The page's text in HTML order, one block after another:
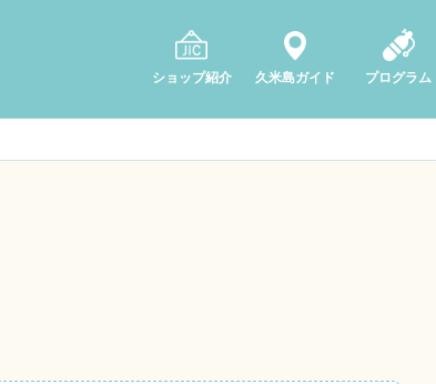
ショップ紹介 久米島ガイド プログラム